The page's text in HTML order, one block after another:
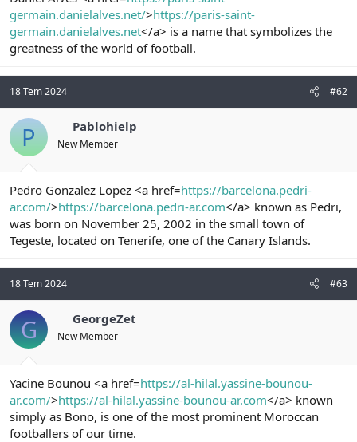
t
a
n
i
h
i
germain.danielalves.net/>https://paris-saint-
germain.danielalves.net</a> is a name that symbolizes the
greatness of the world of football.
18 Tem 2024 #62
P Pablohielp
New Member
Pedro Gonzalez Lopez <a href=https://barcelona.pedri-
ar.com/>https://barcelona.pedri-ar.com</a> known as Pedri,
was born on November 25, 2002 in the small town of
Tegeste, located on Tenerife, one of the Canary Islands.
18 Tem 2024 #63
G GeorgeZet
New Member
Yacine Bounou <a href=https://al-hilal.yassine-bounou-
ar.com/>https://al-hilal.yassine-bounou-ar.com</a> known
simply as Bono, is one of the most prominent Moroccan
footballers of our time.